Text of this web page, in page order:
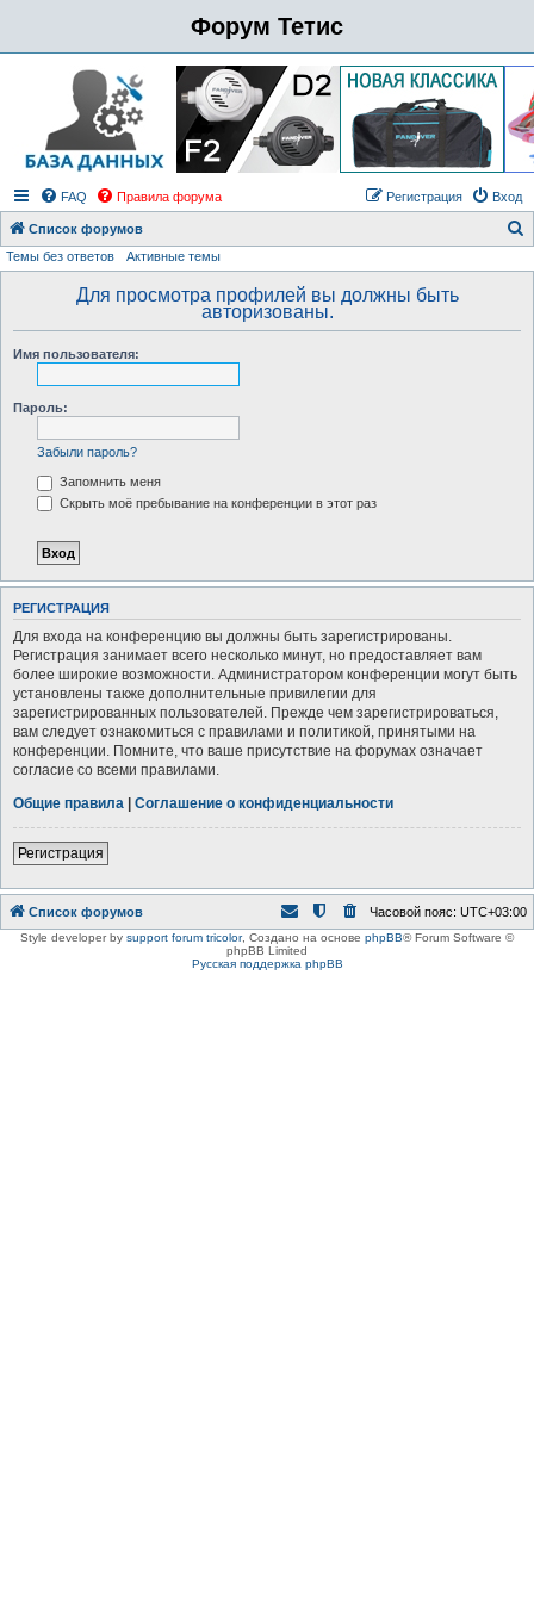
Форум Тетис
FAQ Правила форума Вход
Регистрация
Список форумов
Темы без ответов Активные темы
Для просмотра профилей вы должны быть
авторизованы.
Имя пользователя:
Пароль:
Забыли пароль?
Запомнить меня
Скрыть моё пребывание на конференции в этот раз
РЕГИСТРАЦИЯ
Для входа на конференцию вы должны быть зарегистрированы.
Регистрация занимает всего несколько минут, но предоставляет вам
более широкие возможности. Администратором конференции могут быть
установлены также дополнительные привилегии для
зарегистрированных пользователей. Прежде чем зарегистрироваться,
вам следует ознакомиться с правилами и политикой, принятыми на
конференции. Помните, что ваше присутствие на форумах означает
согласие со всеми правилами.
Общие правила | Соглашение о конфиденциальности
Регистрация
Список форумов Часовой пояс: UTC+03:00
Style developer by support forum tricolor, Создано на основе phpBB® Forum Software ©
phpBB Limited
Русская поддержка phpBB